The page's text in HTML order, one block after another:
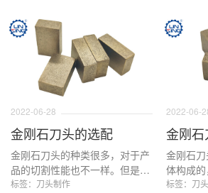
施加不同的温度以及合理的保温
时间，对刀头成型的结果给出相
对应的结果。
刀头的生
面对哪些
们详细
2022-06-28
金刚石刀头的选配
金刚石刀头的种类很多，对于产
品的切割性能也不一样。但是不
一样的刀头产品对于一些机械的
标签：刀头制作
2022-06-
金刚石
金刚石
体构成
基体，铜
标签：刀